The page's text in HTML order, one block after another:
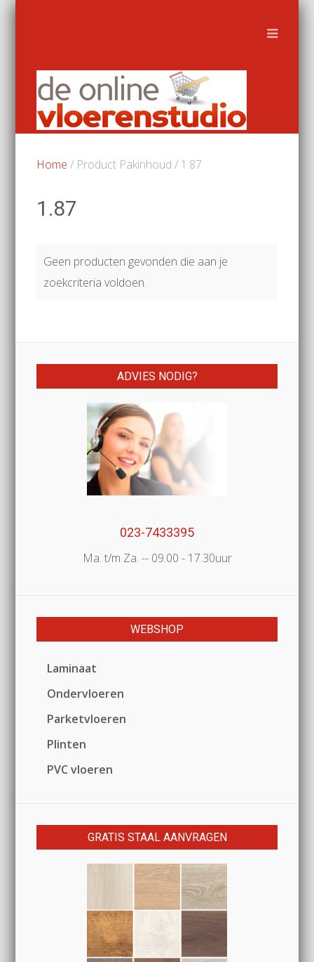
Home / Product Pakinhoud / 1.87
1.87
Geen producten gevonden die aan je
zoekcriteria voldoen.
ADVIES NODIG?
023-7433395
Ma. t/m Za. -- 09.00 - 17.30uur
WEBSHOP
Laminaat
Ondervloeren
Parketvloeren
Plinten
PVC vloeren
GRATIS STAAL AANVRAGEN